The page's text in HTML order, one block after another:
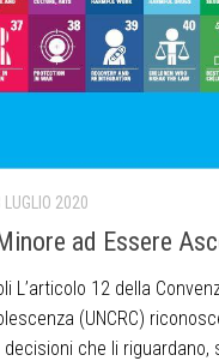
LUGLIO 2020
ad Essere
L’articolo 12 della
(UNCRC)
che li riguardano,